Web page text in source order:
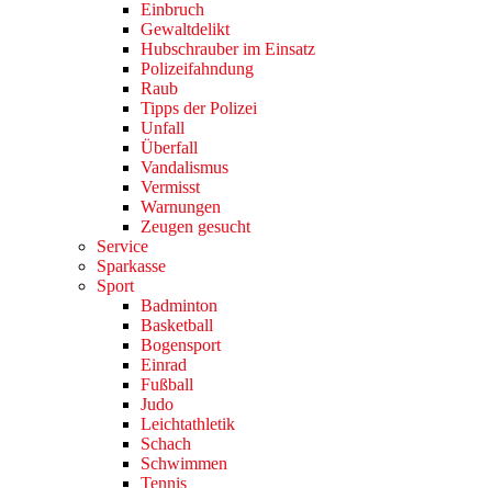
Einbruch
Gewaltdelikt
Hubschrauber im Einsatz
Polizeifahndung
Raub
Tipps der Polizei
Unfall
Überfall
Vandalismus
Vermisst
Warnungen
Zeugen gesucht
Service
Sparkasse
Sport
Badminton
Basketball
Bogensport
Einrad
Fußball
Judo
Leichtathletik
Schach
Schwimmen
Tennis